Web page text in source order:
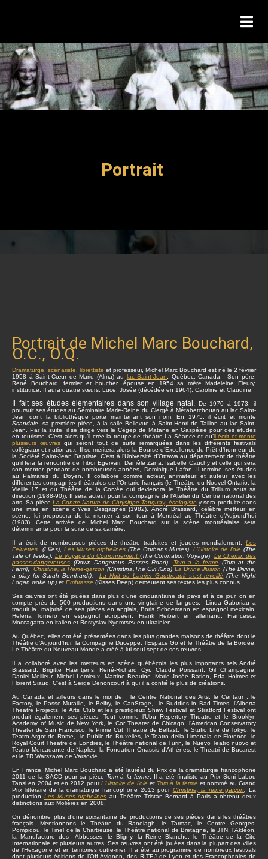
Portrait
Portrait de Michel Marc Bouchard,
O.C., O.Q.
Dramaturge scénariste librettiste et professeur, Michel Marc Bouchard est né le 2 février
1958 à Saint-Cœur de Marie (Alma) au lac Saint-Jean
, Québec, Canada. Son père,
René Bouchard, fermier et boucher, épouse en 1954 sa mère Madeleine Fleury,
institutrice. Il aura quatre sœurs, Luce, Josée (décédée en 1964), Caroline et Claudine.
Il fait ses études élémentaires dans son village natal.
De 1970 à 1973, il
poursuit ses études au Séminaire Marie-Reine du Clergé à Métabetchouan au lac Saint-
Jean dont la bibliothèque porte maintenant son nom. En 1975, il écrit et monte
Scandale , sa première pièce, à la salle Bellevue à Saint-Henri de Taillon au lac Saint-
Jean. Par la suite, il se dirige vers le Cégep de Matane en Gaspésie pour des études
en tourisme. C’est alors qu’il crée la troupe de théâtre La Séance et qu’il écrit et monte
plusieurs œuvres qui seront tout de suite remarquées dans les différents festivals
collégiaux et nationaux. Il se méritera alors la Bourse d’Excellence du Prêt d’honneur de
la Société Saint-Jean Baptiste. C’est à l’Université d’Ottawa au département de théâtre
qu’il fera la rencontre de Tibor Egervari, Danièle Zana, Isabelle Cauchy et celle qui sera
son mentor pendant de nombreuses années, Dominique Lafon. Il termine ses études
au Palmares du Doyen. Il collabore comme acteur, animateur et auteur avec les
différentes compagnies théâtrales de l’Ontario français (le Théâtre du Nouvel-Ontario, la
Vieille 17 et du Théâtre de la Corvée qui deviendra le Théâtre du Trillium sous sa
direction (1988-90)). Il sera acteur pour la compagnie de l’Atelier du Centre national des
arts. Sa pièce La Contre-Nature de Chrysippe Tanguay, écologiste y sera produite dans
une mise en scène d’Yves Desgagnés (1982). André Brassard, célèbre metteur en
scène, lui proposera de la monter à son tour à Montréal au Théâtre d’Aujourd’hui
(1983). Cette arrivée de Michel Marc Bouchard sur la scène montréalaise sera
déterminante pour la suite de sa carrière.
Il a écrit de nombreuses pièces de théâtre traduites et jouées mondialement. Les
Feluettes (Lilies) Les Muses orphelines (The Oprhans Muses) L'Histoire de l'oie (The
Tale of Teeka)
Le Voyage du Couronnement (The Coronation Voyage) Le Chemin des
passes-dangereuses (Down Dangerous Passes Road) Tom à la ferme
(Tom at the
Farm)
Christine , la Reine-garçon (Christina,The Girl King) La Divine illusion (The Divine,
a play for Sarah Bernhardt),
La Nuit où Laurier Gaudreault s’est réveillé (The Night
Logan woke up) et Embrasse (Kisses Deep) demeurent ses textes les plus connus.
Ses œuvres ont été jouées dans plus d’une cinquantaine de pays et à ce jour, on en
compte près de 500 productions dans une vingtaine de langues. Linda Gaboriau a
traduit la majorité de ses pièces en anglais, Boris Schoemann en espagnol mexicain,
Helena Tornero en espagnol européen, Frank Heibert en allemand, Francesca
Moccagatta en italien et Rostyslav Nyemtsev en ukrainien.
Au Québec, elles ont été présentées dans les plus grandes maisons de théâtre dont le
Théâtre d’Aujourd’hui, la Compagnie Duceppe, l’Espace Go et le Théâtre de la Bordée.
Le Théâtre du Nouveau-Monde a créé à lui seul sept de ses œuvres.
Il a collaboré avec les metteurs en scène québécois les plus importants tels André
Brassard, Brigitte Haentjens, René-Richard Cyr, Claude Poissant, Gil Champagne,
Daniel Meilleur, Michel Lemieux, Martine Beaulne. Marie-Josée Batien, Eda Holmes et
Florent Siaud. C'est à Serge Denoncourt à qui il a confié le plus de créations.
Au Canada et ailleurs dans le monde, le Centre National des Arts, le Centaur , le
Factory, le Passe-Muraille, le Belfry, le CanStage, le Buddies in Bad Times, l’Alberta
Theatre Projects, le Arts Club et les prestigieux Shaw Festival et Stratford Festival ont
produit également ses pièces. Tout comme l’Ubu Repertory Theatre et le Brooklyn
Academy of Music de New York, le Cor Theater de Chicago, l’American Conservatory
Theater de San Francisco, le Prime Cut Theatre de Belfast, le Stufio Life de Tokyo, le
Teatro Argot de Rome, le Public de Bruxelles, le Teatro della Limonaia de Florence, le
Royal Court Theatre de Londres, le Théâtre national de Turin, le Nuevo Teatro nuovo et
Teatro Mercadante de Naples, la Fondation Onassis d’Athènes, le Theatri de Bucarest
et le TR Warszawa de Varsovie.
En France, Michel Marc Bouchard a été lauréat du Prix de la dramaturgie francophone
2011 de la SACD pour sa pièce Tom à la ferme. Il a été finaliste au Prix Soni Labou
Tansi en 2004 et en 2012 pourL’Histoire de l’oie et Tom à la ferme et nommé au Grand
Prix littéraire de la dramaturgie francophone 2013 pour Christine, la reine garçon .La
production Les Muses orphelines au Théâtre Tristan Bernard à Paris a obtenu deux
distinctions aux Molières en 2008.
On dénombre plus d’une soixantaine de productions de ses pièces dans les théâtres
français. Mentionnons le Théâtre du Ranelagh, le Tarmac, le Centre Georges-
Pompidou, le Tinel de la Chartreuse, le Théâtre national de Bretagne, le JTN, l’Aktéon,
la Manufacture des Abbesses, le Bligny, la Reine Blanche, le Théâtre de la Cité
Internationale et plusieurs autres. Ses œuvres ont été jouées dans la plupart des villes
de l’Hexagone et en territoires outre-mer. Il a été au programme de nombreux festivals
dont plusieurs éditions de l’Off-Avignon, des RITEJ de Lyon et des Francophonies de